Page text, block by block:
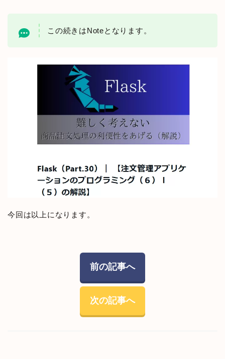
この続きはNoteとなります。
今回は以上になります。
前の記事へ
次の記事へ